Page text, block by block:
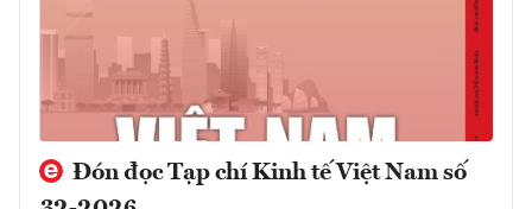
Đón đọc Tạp chí Kinh tế Việt Nam số